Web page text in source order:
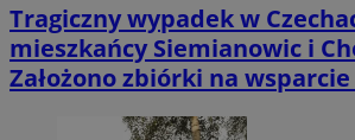
Tragiczny wypadek w
mieszkańcy Siemianowic i
Założono zbiórki na